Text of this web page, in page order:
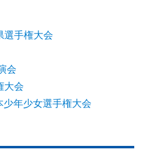
選手権大会
会
大会
年少女選手権大会